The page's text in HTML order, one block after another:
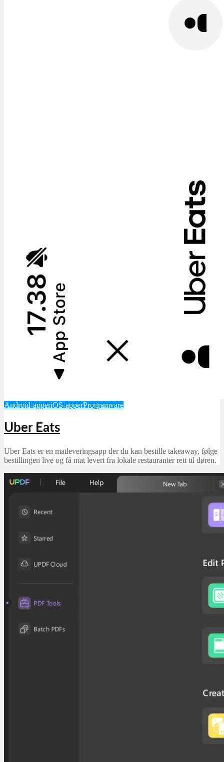
Android-apperiOS-apperProgramvare
Uber Eats
Uber Eats er en matleveringsapp der du kan bestille takeaway, følge
bestillingen live og få mat levert fra lokale restauranter rett til døren.